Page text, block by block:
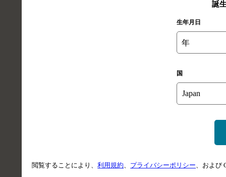
誕
生年月日
年
国
閲覧することにより、利用規約 プライバシーポリシー 、およ